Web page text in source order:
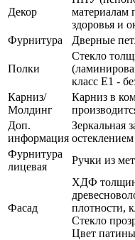
Декор
материалам
здоровья и
Фурнитура
Дверные
Полки
Стекло
класс E1 -
Карниз/
Молдинг
Карниз в
Доп.
информация
Зеркальная
остеклением
Фурнитура
лицевая
Ручки из
Фасад
ХДФ
плотности,
Стекло
Цвет